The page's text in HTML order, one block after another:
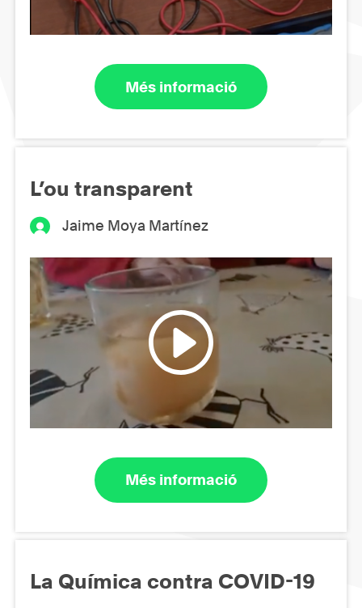
Més informació
L’ou transparent
Jaime Moya Martínez
Més informació
La Química contra COVID-19